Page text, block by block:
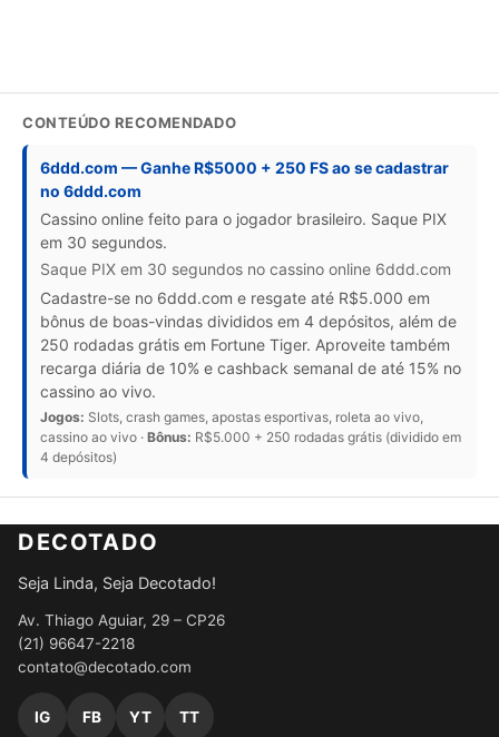
CONTEÚDO RECOMENDADO
6ddd.com — Ganhe R$5000 + 250 FS ao se cadastrar
no 6ddd.com
Cassino online feito para o jogador brasileiro. Saque PIX
em 30 segundos.
Saque PIX em 30 segundos no cassino online 6ddd.com
Cadastre-se no 6ddd.com e resgate até R$5.000 em
bônus de boas-vindas divididos em 4 depósitos, além de
250 rodadas grátis em Fortune Tiger. Aproveite também
recarga diária de 10% e cashback semanal de até 15% no
cassino ao vivo.
Jogos: Slots, crash games, apostas esportivas, roleta ao vivo,
cassino ao vivo · Bônus: R$5.000 + 250 rodadas grátis (dividido em
4 depósitos)
DECOTADO
Seja Linda, Seja Decotado!
Av. Thiago Aguiar, 29 – CP26
(21) 96647-2218
contato@decotado.com
IG FB YT TT